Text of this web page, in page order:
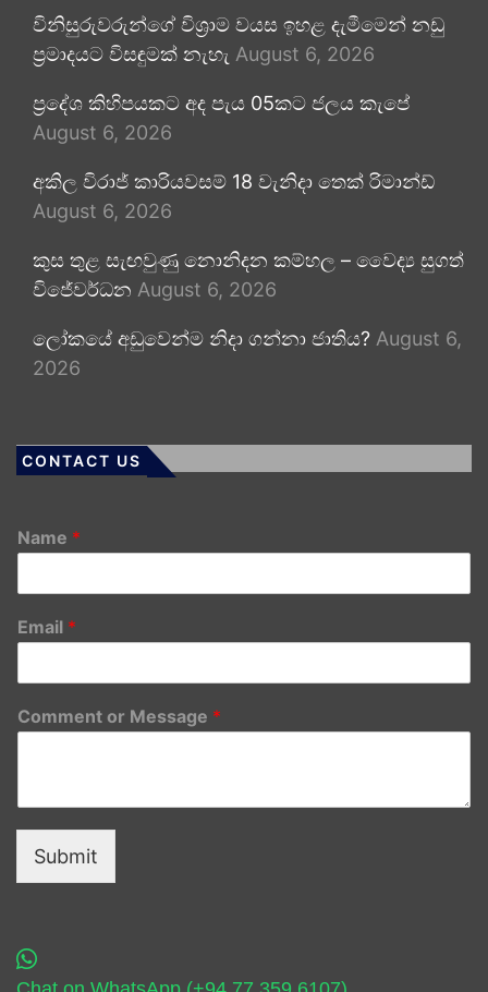
විනිසුරුවරුන්ගේ විශ්‍රාම වයස ඉහළ දැමීමෙන් නඩු
ප්‍රමාදයට විසඳුමක් නැහැ August 6, 2026
ප්‍රදේශ කිහිපයකට අද පැය 05කට ජලය කැපේ
August 6, 2026
අකිල විරාජ් කාරියවසම් 18 වැනිදා තෙක් රිමාන්ඩ්
August 6, 2026
කුස තුළ සැඟවුණු නොනිදන කම්හල – වෛද්‍ය සුගත්
විජේවර්ධන August 6, 2026
ලෝකයේ අඩුවෙන්ම නිදා ගන්නා ජාතිය? August 6,
2026
CONTACT US
Name *
Email *
Comment or Message *
Submit